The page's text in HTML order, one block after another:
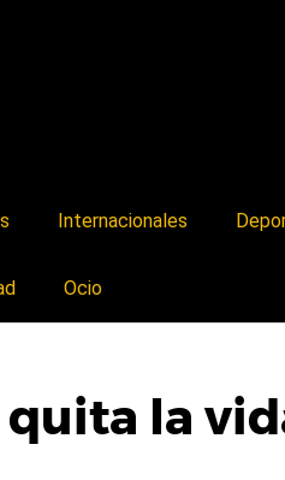
Internacionales
Ocio
la